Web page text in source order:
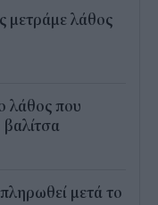
μετράμε λάθος
λάθος που
μετά το